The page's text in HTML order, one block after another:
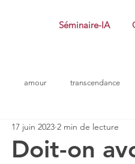
Séminaire-IA
amour transcendance
conflit impuissance
Doit-on
17 juin 2023 2 min de lecture